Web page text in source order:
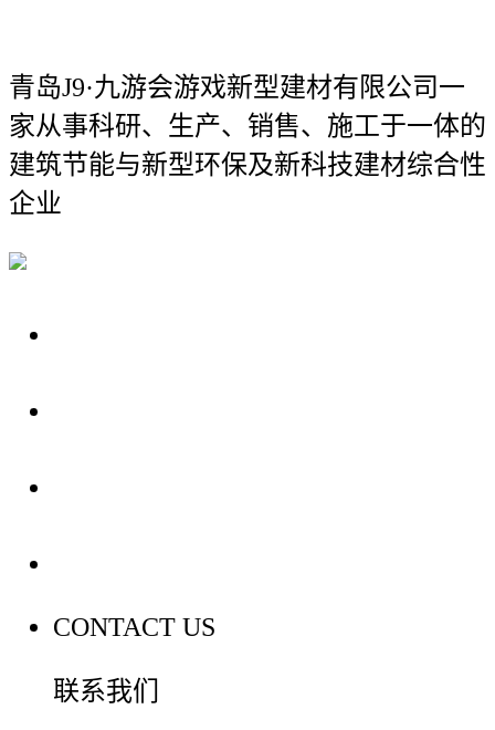
青岛J9·九游会游戏新型建材有限公司一
家从事科研、生产、销售、施工于一体的
建筑节能与新型环保及新科技建材综合性
企业
CONTACT US
联系我们